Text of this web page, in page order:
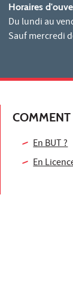
Horaires
Du lundi au
Sauf mercredi
COMMENT
En BUT ?
En